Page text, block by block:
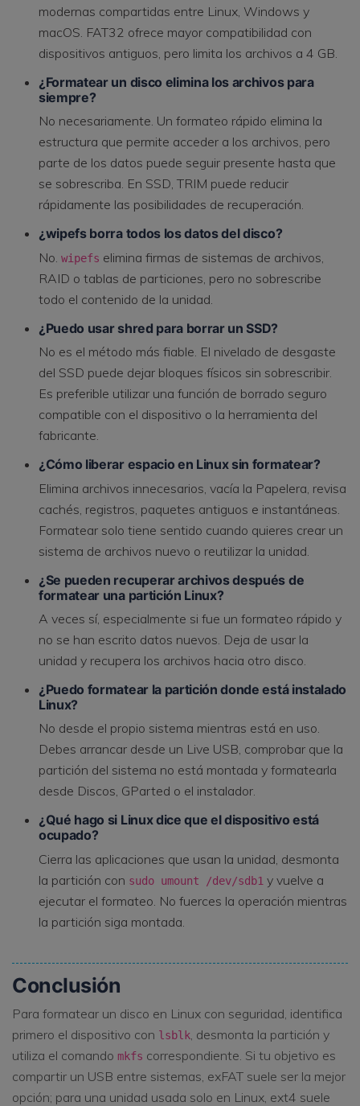
modernas compartidas entre Linux, Windows y
macOS. FAT32 ofrece mayor compatibilidad con
dispositivos antiguos, pero limita los archivos a 4 GB.
¿Formatear un disco elimina los archivos para
siempre?
No necesariamente. Un formateo rápido elimina la
estructura que permite acceder a los archivos, pero
parte de los datos puede seguir presente hasta que
se sobrescriba. En SSD, TRIM puede reducir
rápidamente las posibilidades de recuperación.
¿wipefs borra todos los datos del disco?
No. wipefs elimina firmas de sistemas de archivos,
RAID o tablas de particiones, pero no sobrescribe
todo el contenido de la unidad.
¿Puedo usar shred para borrar un SSD?
No es el método más fiable. El nivelado de desgaste
del SSD puede dejar bloques físicos sin sobrescribir.
Es preferible utilizar una función de borrado seguro
compatible con el dispositivo o la herramienta del
fabricante.
¿Cómo liberar espacio en Linux sin formatear?
Elimina archivos innecesarios, vacía la Papelera, revisa
cachés, registros, paquetes antiguos e instantáneas.
Formatear solo tiene sentido cuando quieres crear un
sistema de archivos nuevo o reutilizar la unidad.
¿Se pueden recuperar archivos después de
formatear una partición Linux?
A veces sí, especialmente si fue un formateo rápido y
no se han escrito datos nuevos. Deja de usar la
unidad y recupera los archivos hacia otro disco.
¿Puedo formatear la partición donde está instalado
Linux?
No desde el propio sistema mientras está en uso.
Debes arrancar desde un Live USB, comprobar que la
partición del sistema no está montada y formatearla
desde Discos, GParted o el instalador.
¿Qué hago si Linux dice que el dispositivo está
ocupado?
Cierra las aplicaciones que usan la unidad, desmonta
la partición con sudo umount /dev/sdb1 y vuelve a
ejecutar el formateo. No fuerces la operación mientras
la partición siga montada.
Conclusión
Para formatear un disco en Linux con seguridad, identifica
primero el dispositivo con lsblk , desmonta la partición y
utiliza el comando mkfs correspondiente. Si tu objetivo es
compartir un USB entre sistemas, exFAT suele ser la mejor
opción; para una unidad usada solo en Linux, ext4 suele